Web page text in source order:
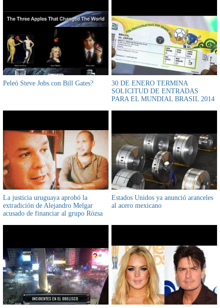
Peleó Steve Jobs con Bill Gates?
30 DE ENERO TERMINA
SOLICITUD DE ENTRADAS
PARA EL MUNDIAL BRASIL 2014
La justicia uruguaya aprobó la
extradición de Alejandro Melgar
acusado de financiar al grupo Rózsa
Estados Unidos ya anunció aranceles
al acero mexicano